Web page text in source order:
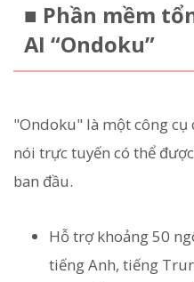
■ Phần mềm
AI “Ondoku”
"Ondoku" là một công cụ
nói trực tuyến có thể
ban đầu.
Hỗ trợ khoảng 50
tiếng Anh, tiếng